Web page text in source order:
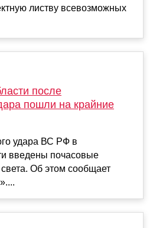
листву всевозможных
после
пошли на крайние
удара ВС РФ в
введены почасовые
Об этом сообщает